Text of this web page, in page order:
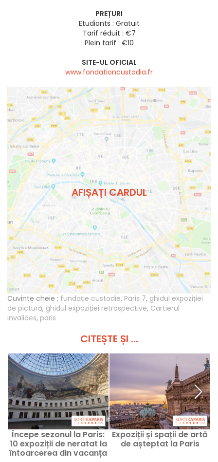
PREȚURI
Etudiants : Gratuit
Tarif réduit : €7
Plein tarif : €10
SITE-UL OFICIAL
www.fondationcustodia.fr
AFIȘAȚI CARDUL
Cuvinte cheie : fundație custodie, Paris 7, ghidul expoziției
de pictură, ghidul expoziției retrospective, Cartierul
Invalides, paris
CITEȘTE ȘI ...
Începe sezonul la Paris:
10 expoziții de neratat la
întoarcerea din vacanța
Expoziții și spații de artă
de așteptat la Paris